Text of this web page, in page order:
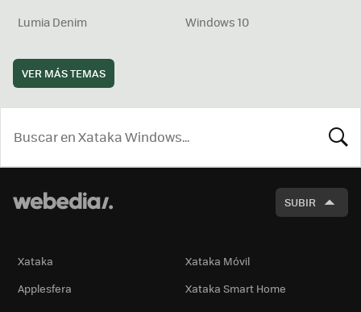
Lumia Denim
Windows 10
VER MÁS TEMAS
SUBIR
Xataka
Xataka Móvil
Applesfera
Xataka Smart Home